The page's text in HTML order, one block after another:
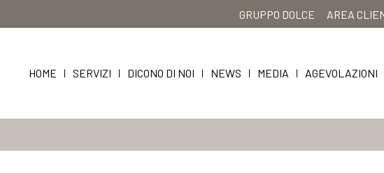
GRUPPO DOLCE AREA
HOME | SERVIZI | DICONO DI NOI | NEWS | MEDIA | AGEVOLAZIONI